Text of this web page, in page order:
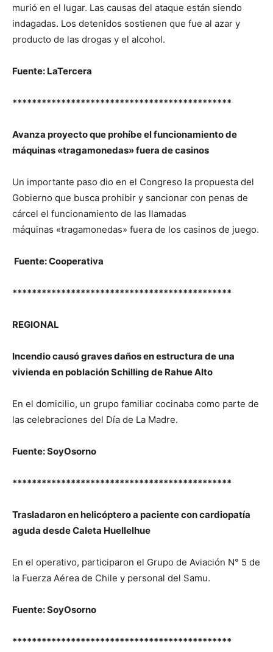
murió en el lugar. Las causas del ataque están siendo
indagadas. Los detenidos sostienen que fue al azar y
producto de las drogas y el alcohol.
Fuente: LaTercera
*********************************************
Avanza proyecto que prohíbe el funcionamiento de
máquinas «tragamonedas» fuera de casinos
Un importante paso dio en el Congreso la propuesta del
Gobierno que busca prohibir y sancionar con penas de
cárcel el funcionamiento de las llamadas
máquinas «tragamonedas» fuera de los casinos de juego.
Fuente: Cooperativa
*********************************************
REGIONAL
Incendio causó graves daños en estructura de una
vivienda en población Schilling de Rahue Alto
En el domicilio, un grupo familiar cocinaba como parte de
las celebraciones del Día de La Madre.
Fuente: SoyOsorno
*********************************************
Trasladaron en helicóptero a paciente con cardiopatía
aguda desde Caleta Huellelhue
En el operativo, participaron el Grupo de Aviación N° 5 de
la Fuerza Aérea de Chile y personal del Samu.
Fuente: SoyOsorno
*********************************************